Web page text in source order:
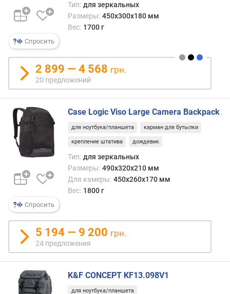
о
д
о
г
и
х
к
в
ы
п
о
ы
в
а
Спросить
Тип: для зеркальных
Размеры: 450х300х180 мм
Вес: 1700 г
2 899 — 4 568 грн.
20 предложений
Спросить
Case Logic Viso Large Camera Backpack
для ноутбука/планшета карман для бутылки
крепление штатива дождевик
Тип: для зеркальных
Размеры: 490x320x210 мм
Для камеры: 450x260x170 мм
Вес: 1800 г
5 194 — 9 200 грн.
24 предложения
K&F CONCEPT KF13.098V1
для ноутбука/планшета